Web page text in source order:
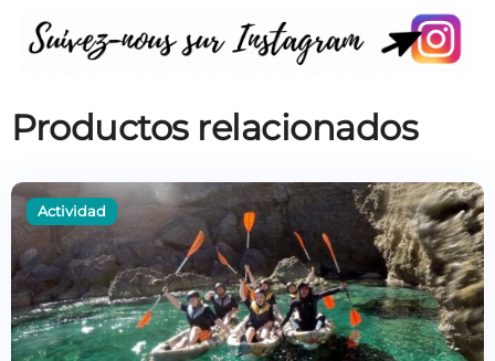
Productos relacionados